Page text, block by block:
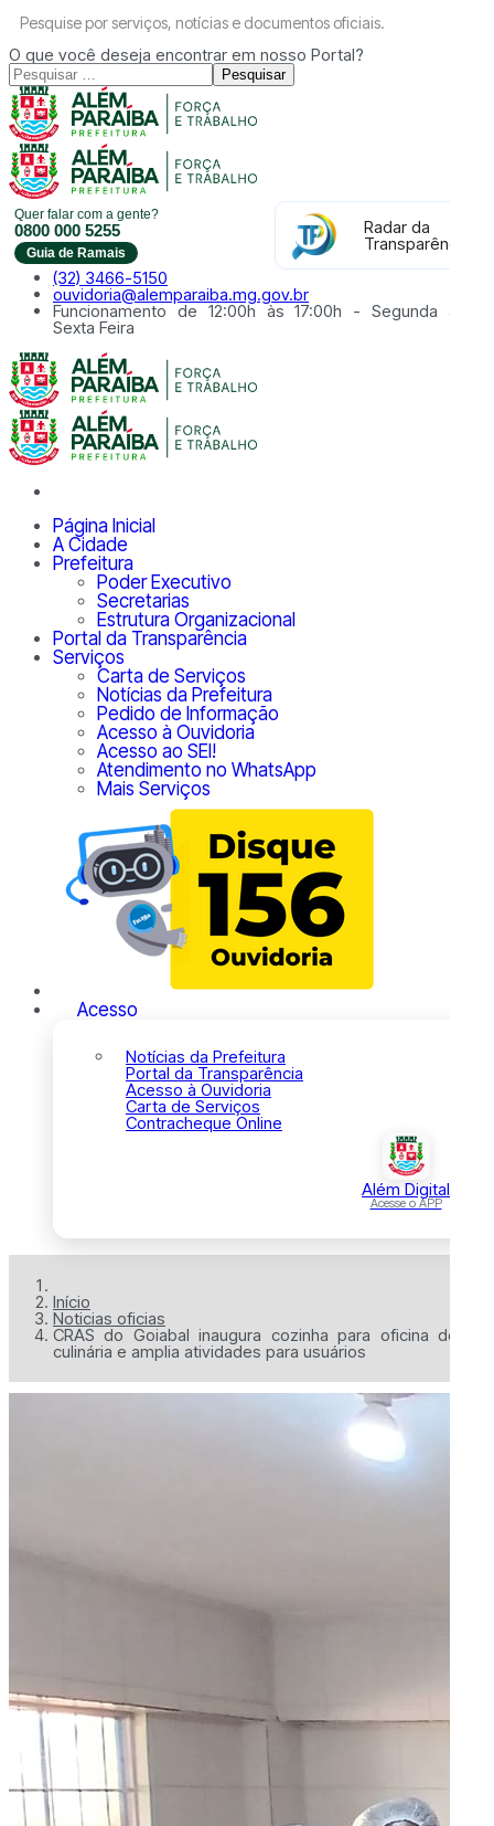
Pesquise por serviços, notícias e documentos oficiais.
O que você deseja encontrar em nosso Portal?
Pesquisar
Radar da
Transparência
Quer falar com a gente?
0800 000 5255
Guia de Ramais
(32) 3466-5150
ouvidoria@alemparaiba.mg.gov.br
Funcionamento de 12:00h às 17:00h - Segunda à
Sexta Feira
Página Inicial
A Cidade
Prefeitura
Poder Executivo
Secretarias
Estrutura Organizacional
Portal da Transparência
Serviços
Carta de Serviços
Notícias da Prefeitura
Pedido de Informação
Acesso à Ouvidoria
Acesso ao SEI!
Atendimento no WhatsApp
Mais Serviços
Acesso
Notícias da Prefeitura
Portal da Transparência
Acesso à Ouvidoria
Carta de Serviços
Contracheque Online
Além Digital
Acesse o APP
Início
Noticias oficias
CRAS do Goiabal inaugura cozinha para oficina de
culinária e amplia atividades para usuários